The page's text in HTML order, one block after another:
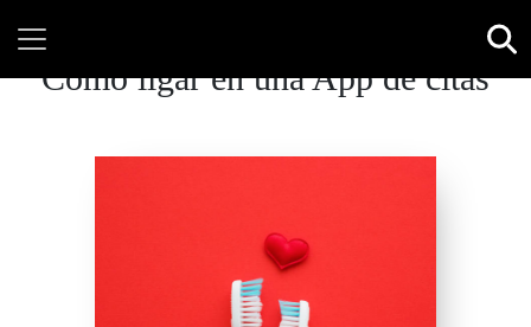
Cómo ligar en una App de citas